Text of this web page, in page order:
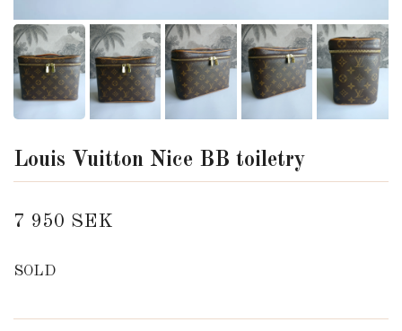
Louis Vuitton Nice BB toiletry
7 950 SEK
SOLD